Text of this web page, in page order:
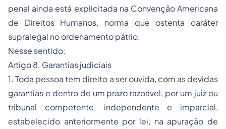
penal ainda está explicitada na Convenção Americana
de Direitos Humanos, norma que ostenta caráter
supralegal no ordenamento pátrio.
Nesse sentido:
Artigo 8. Garantias judiciais
1. Toda pessoa tem direito a ser ouvida, com as devidas
garantias e dentro de um prazo razoável, por um juiz ou
tribunal competente, independente e imparcial,
estabelecido anteriormente por lei, na apuração de